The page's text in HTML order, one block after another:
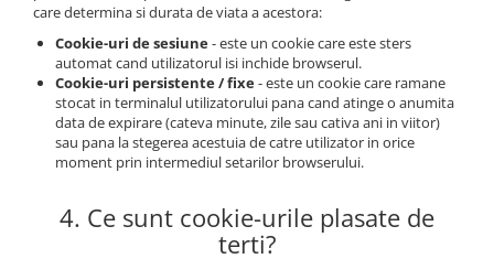
Valentine's Day
care determina si durata de viata a acestora:
Cookie-uri de sesiune- este un cookie care este sters
automat cand utilizatorul isi inchide browserul.
Cookie-uri persistente / fixe- este un cookie care ramane
stocat in terminalul utilizatorului pana cand atinge o anumita
data de expirare (cateva minute, zile sau cativa ani in viitor)
sau pana la stegerea acestuia de catre utilizator in orice
moment prin intermediul setarilor browserului.
4. Ce sunt cookie-urile plasate de
terti?